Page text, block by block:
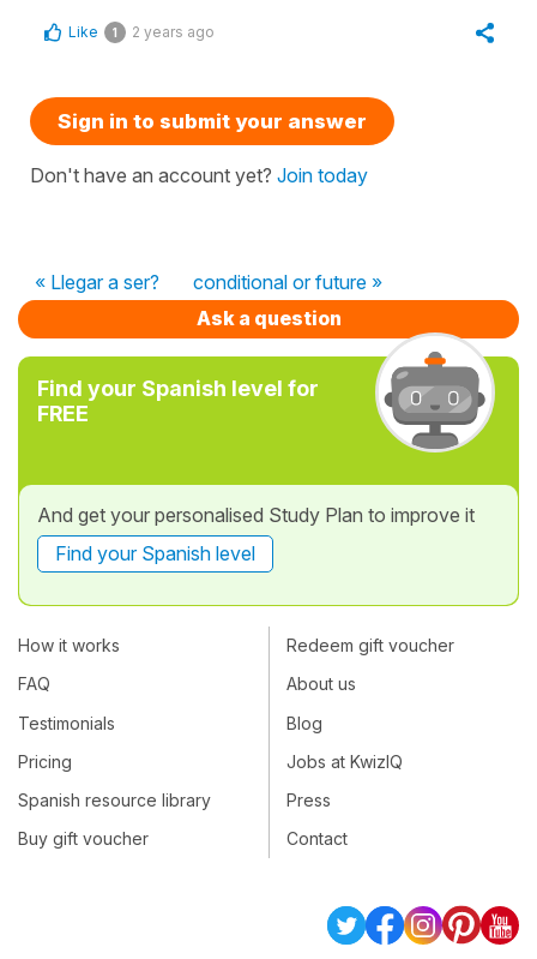
Like 1 2 years ago
Sign in to submit your answer
Don't have an account yet? Join today
« Llegar a ser?
conditional or future »
Ask a question
Find your Spanish level for
FREE
And get your personalised Study Plan to improve it
Find your Spanish level
How it works
FAQ
Testimonials
Pricing
Spanish resource library
Buy gift voucher
Redeem gift voucher
About us
Blog
Jobs at KwizIQ
Press
Contact